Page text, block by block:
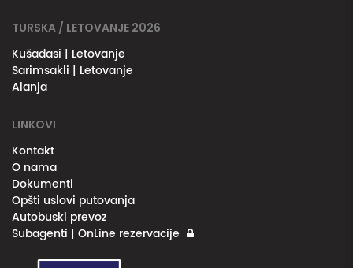
TURSKA / LETOVANJE 2026
Kušadasi | Letovanje
Sarimsakli | Letovanje
Alanja
LINKOVI
Kontakt
O nama
Dokumenti
Opšti uslovi putovanja
Autobuski prevoz
Subagenti | OnLine rezervacije